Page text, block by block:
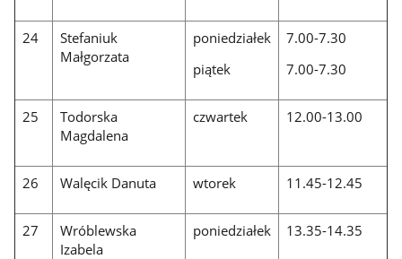
24
Stefaniuk
Małgorzata
poniedziałek
piątek
7.00-7.30
7.00-7.30
25
Todorska
Magdalena
czwartek 12.00-13.00
26 Walęcik Danuta wtorek 11.45-12.45
27
Wróblewska
Izabela
poniedziałek 13.35-14.35